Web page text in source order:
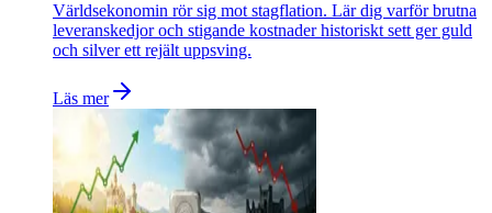
Världsekonomin rör sig mot stagflation. Lär dig varför brutna
leveranskedjor och stigande kostnader historiskt sett ger guld
och silver ett rejält uppsving.
Läs mer